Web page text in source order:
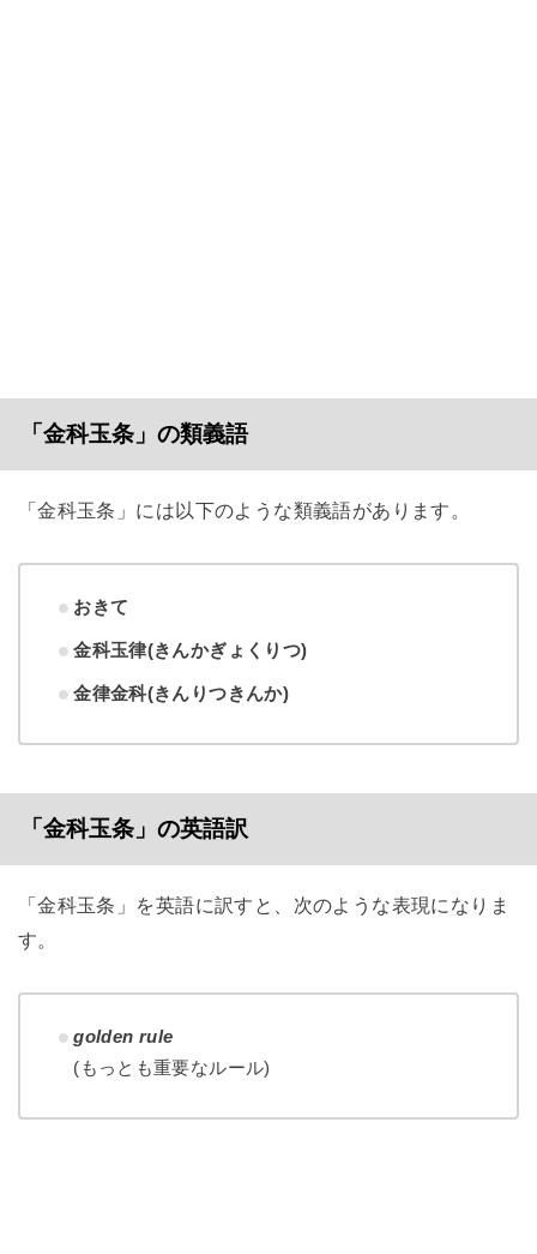
「金科玉条」の類義語
「金科玉条」には以下のような類義語があります。
おきて
金科玉律(きんかぎょくりつ)
金律金科(きんりつきんか)
「金科玉条」の英語訳
「金科玉条」を英語に訳すと、次のような表現になりま
す。
golden rule
(もっとも重要なルール)